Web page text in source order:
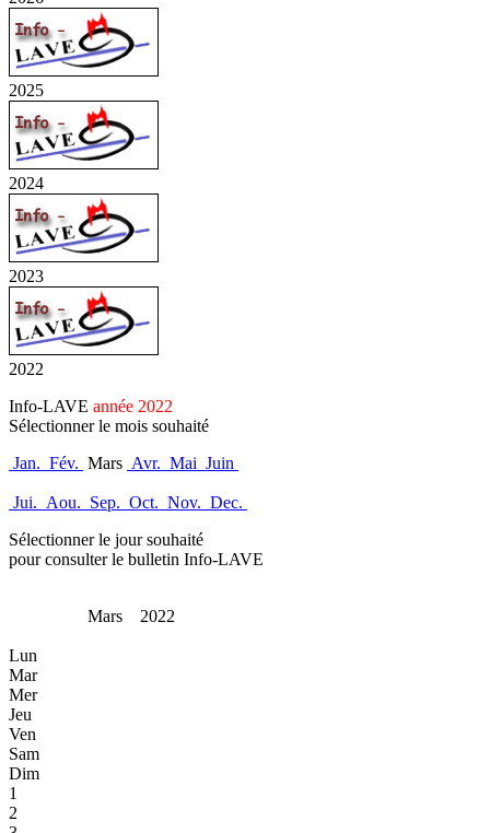
2025
2024
2023
2022
Info-LAVE année 2022
Sélectionner le mois souhaité
Jan. Fév. Mars Avr. Mai Juin
Jui. Aou. Sep. Oct. Nov. Dec.
Sélectionner le jour souhaité
pour consulter le bulletin Info-LAVE
Mars 2022
Lun
Mar
Mer
Jeu
Ven
Sam
Dim
1
2